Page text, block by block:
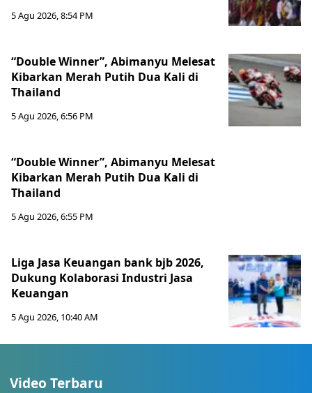
5 Agu 2026, 8:54 PM
“Double Winner”, Abimanyu Melesat
Kibarkan Merah Putih Dua Kali di
Thailand
5 Agu 2026, 6:56 PM
“Double Winner”, Abimanyu Melesat
Kibarkan Merah Putih Dua Kali di
Thailand
5 Agu 2026, 6:55 PM
Liga Jasa Keuangan bank bjb 2026,
Dukung Kolaborasi Industri Jasa
Keuangan
5 Agu 2026, 10:40 AM
Video Terbaru